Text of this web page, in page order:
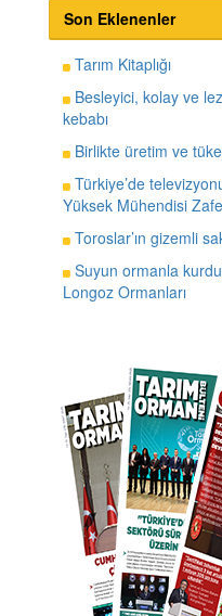
Son Eklenenler
Tarım Kitaplığı
Besleyici, kolay ve
kebabı
Birlikte üretim ve
Türkiye’de
Yüksek Mühendisi
Toroslar’ın gizemli
Suyun ormanla
Longoz Ormanları